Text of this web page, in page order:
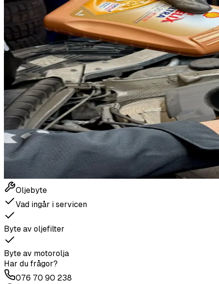
Oljebyte
Vad ingår i servicen
Byte av oljefilter
Byte av motorolja
Har du frågor?
076 70 90 238